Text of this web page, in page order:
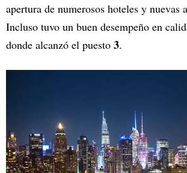
apertura de numerosos hoteles y nuevas
Incluso tuvo un buen desempeño en
donde alcanzó el puesto 3.